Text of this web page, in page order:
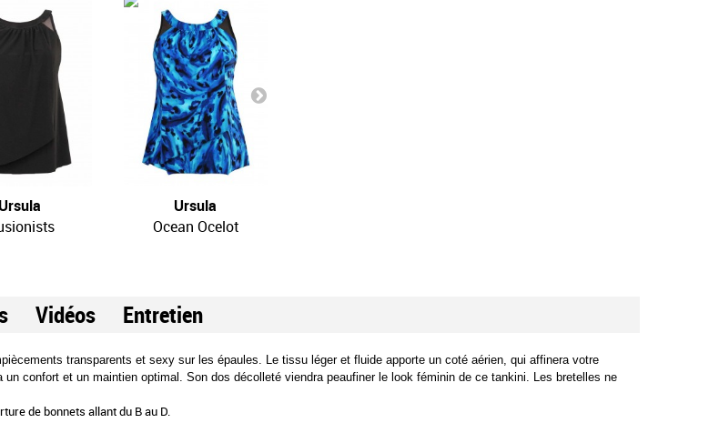
Ursula
Ursula
Ocean Ocelot
Vidéos Entretien
transparents et sexy sur les épaules. Le tissu léger et fluide apporte un coté aérien, qui affinera votre
confort et un maintien optimal. Son dos décolleté viendra peaufiner le look féminin de ce tankini. Les bretelles ne
de bonnets allant du B au D.